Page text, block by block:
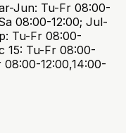
Jun: Tu-Fr 08:00-
08:00-12:00; Jul-
Tu-Fr 08:00-
15: Tu-Fr 08:00-
08:00-12:00,14:00-